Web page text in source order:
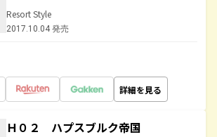
Resort Style
2017.10.04 発売
詳細を見る
Ｈ０２ ハプスブルク帝国